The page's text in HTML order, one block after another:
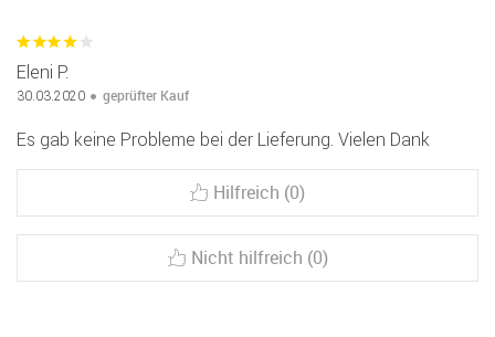
Eleni P.
30.03.2020 geprüfter Kauf
Es gab keine Probleme bei der Lieferung. Vielen Dank
Hilfreich (0)
Nicht hilfreich (0)